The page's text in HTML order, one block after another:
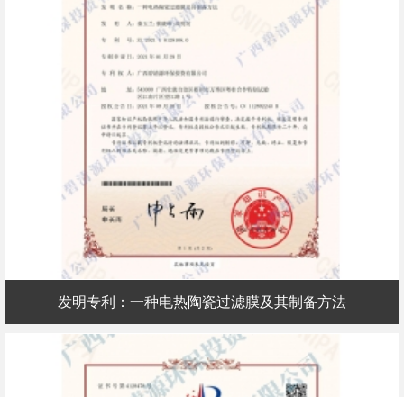
发明专利：一种电热陶瓷过滤膜及其制备方法